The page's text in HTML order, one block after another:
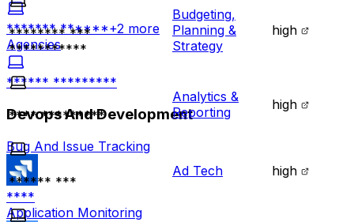
******* ******+2 more
Agencies
****** *********
Devops And Development
Bug And Issue Tracking
****
Application Monitoring
******** ***
***********
Budgeting,
Planning &
Strategy
high
**** *********
Analytics &
Reporting
high
****** ***
Ad Tech high